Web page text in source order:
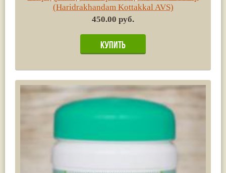
(Haridrakhandam Kottakkal AVS)
450.00 руб.